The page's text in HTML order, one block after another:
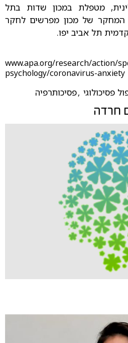
מטפלת במכון שדות בתל
של מכון מפרשים לחקר
תל אביב יפו.
www.apa.org/research/action/
psychology/coronavirus-anxiety
פסיכולוגי ,פסיכותרפיה
חרדה